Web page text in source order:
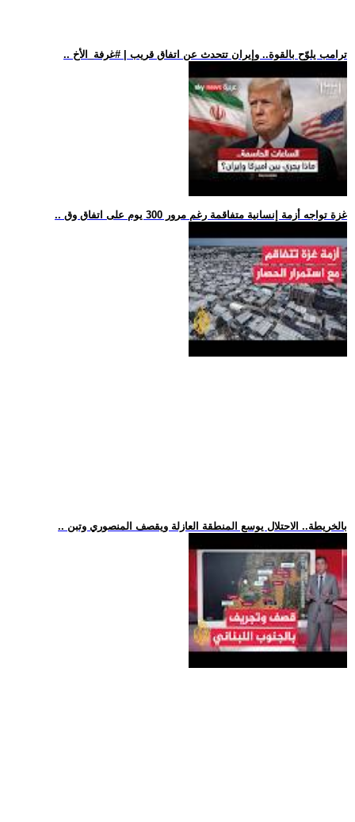
.. ترامب يلوّح بالقوة.. وإيران تتحدث عن اتفاق قريب | #غرفة_الأخ
.. غزة تواجه أزمة إنسانية متفاقمة رغم مرور 300 يوم على اتفاق وق
.. بالخريطة.. الاحتلال يوسع المنطقة العازلة ويقصف المنصوري وتبن